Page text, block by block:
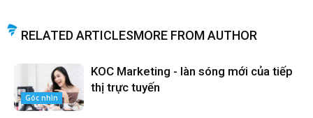
RELATED ARTICLESMORE FROM AUTHOR
Góc nhìn
KOC Marketing - làn sóng mới của tiếp
thị trực tuyến